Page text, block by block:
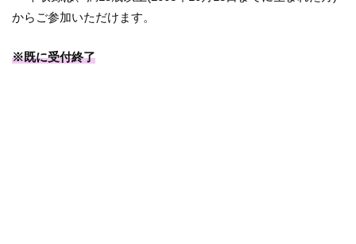
からご参加いただけます。
※既に受付終了